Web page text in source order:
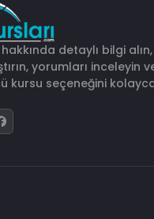
detaylı bilgi alın,
yorumları inceleyin
kursu seçeneğini